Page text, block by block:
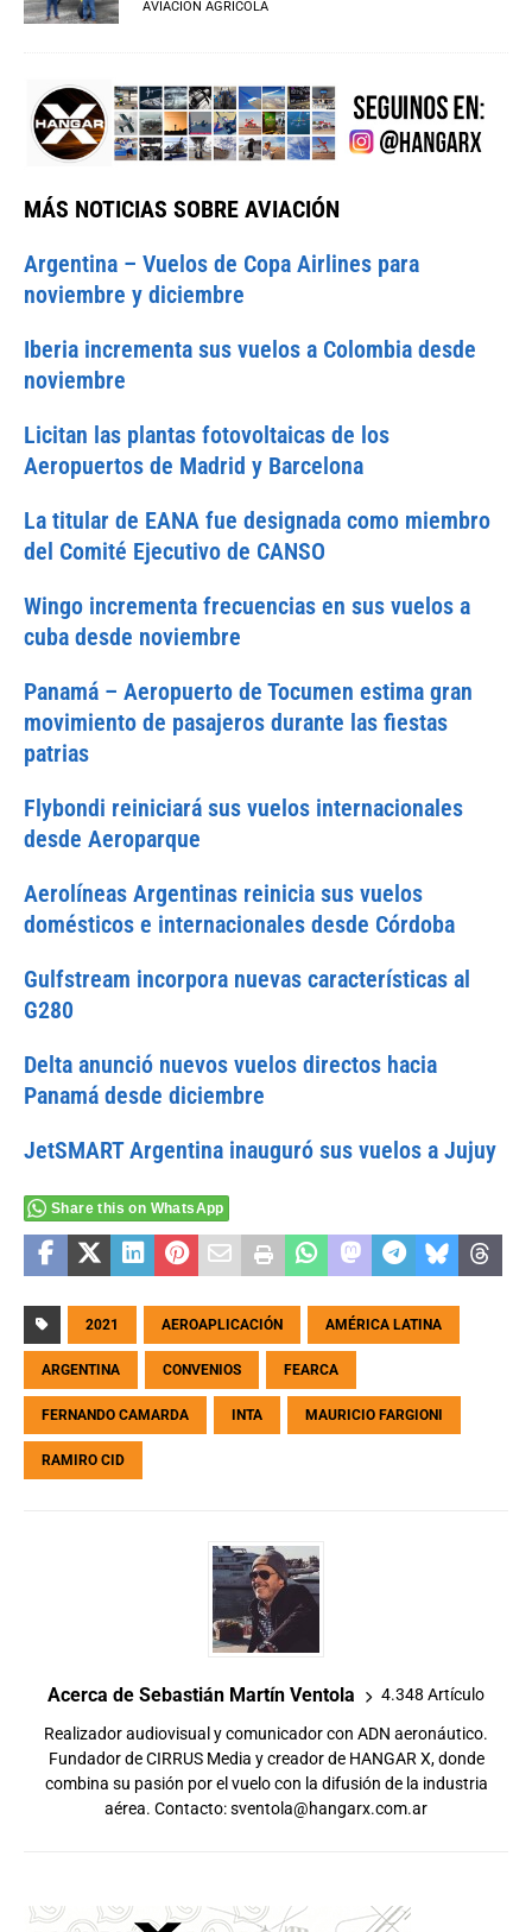
AVIACIÓN AGRÍCOLA
MÁS NOTICIAS SOBRE AVIACIÓN
Argentina – Vuelos de Copa Airlines para
noviembre y diciembre
Iberia incrementa sus vuelos a Colombia desde
noviembre
Licitan las plantas fotovoltaicas de los
Aeropuertos de Madrid y Barcelona
La titular de EANA fue designada como miembro
del Comité Ejecutivo de CANSO
Wingo incrementa frecuencias en sus vuelos a
cuba desde noviembre
Panamá – Aeropuerto de Tocumen estima gran
movimiento de pasajeros durante las fiestas
patrias
Flybondi reiniciará sus vuelos internacionales
desde Aeroparque
Aerolíneas Argentinas reinicia sus vuelos
domésticos e internacionales desde Córdoba
Gulfstream incorpora nuevas características al
G280
Delta anunció nuevos vuelos directos hacia
Panamá desde diciembre
JetSMART Argentina inauguró sus vuelos a Jujuy
Share this on WhatsApp
2021 AEROAPLICACIÓN AMÉRICA LATINA
ARGENTINA CONVENIOS FEARCA
FERNANDO CAMARDA INTA MAURICIO FARGIONI
RAMIRO CID
Acerca de Sebastián Martín Ventola 4.348 Artículo
Realizador audiovisual y comunicador con ADN aeronáutico.
Fundador de CIRRUS Media y creador de HANGAR X, donde
combina su pasión por el vuelo con la difusión de la industria
aérea. Contacto:sventola@hangarx.com.ar